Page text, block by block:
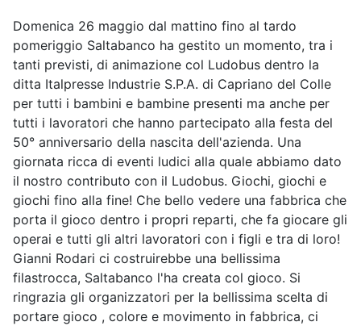
Domenica 26 maggio dal mattino fino al tardo
pomeriggio Saltabanco ha gestito un momento, tra i
tanti previsti, di animazione col Ludobus dentro la
ditta Italpresse Industrie S.P.A. di Capriano del Colle
per tutti i bambini e bambine presenti ma anche per
tutti i lavoratori che hanno partecipato alla festa del
50° anniversario della nascita dell'azienda. Una
giornata ricca di eventi ludici alla quale abbiamo dato
il nostro contributo con il Ludobus. Giochi, giochi e
giochi fino alla fine! Che bello vedere una fabbrica che
porta il gioco dentro i propri reparti, che fa giocare gli
operai e tutti gli altri lavoratori con i figli e tra di loro!
Gianni Rodari ci costruirebbe una bellissima
filastrocca, Saltabanco l'ha creata col gioco. Si
ringrazia gli organizzatori per la bellissima scelta di
portare gioco , colore e movimento in fabbrica, ci